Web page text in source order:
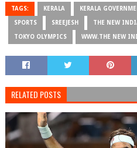
TAGS: KERALA KERALA
SPORTS SREEJESH THE NEW
TOKYO OLYMPICS WWW.THE NEW
RELATED POSTS